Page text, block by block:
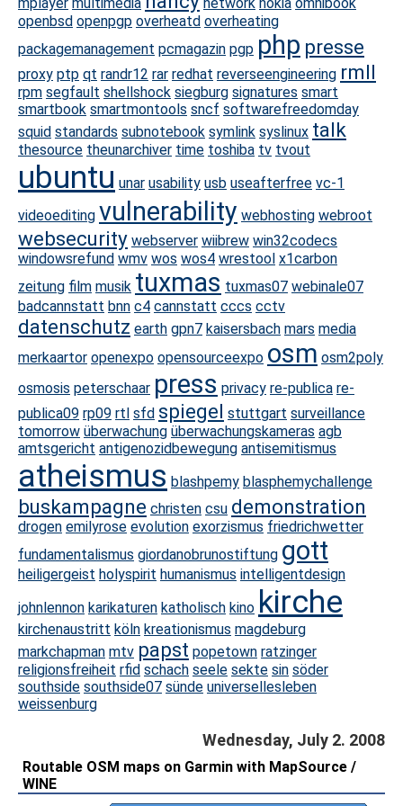
openbsd openpgp overheatd overheating
packagemanagement pcmagazin pgp php presse
proxy ptp qt randr12 rar redhat reverseengineering rmll
rpm segfault shellshock siegburg signatures smart
smartbook smartmontools sncf softwarefreedomday
squid standards subnotebook symlink syslinux talk
thesource theunarchiver time toshiba tv tvout
ubuntu unar usability usb useafterfree vc-1
videoediting vulnerability webhosting webroot
websecurity webserver wiibrew win32codecs
windowsrefund wmv wos wos4 wrestool x1carbon
zeitung film musik tuxmas tuxmas07 webinale07
badcannstatt bnn c4 cannstatt cccs cctv
datenschutz earth gpn7 kaisersbach mars media
merkaartor openexpo opensourceexpo osm osm2poly
osmosis peterschaar press privacy re-publica re-
publica09 rp09 rtl sfd spiegel stuttgart surveillance
tomorrow überwachung überwachungskameras agb
amtsgericht antigenozidbewegung antisemitismus
atheismus blashpemy blasphemychallenge
buskampagne christen csu demonstration
drogen emilyrose evolution exorzismus friedrichwetter
fundamentalismus giordanobrunostiftung gott
heiligergeist holyspirit humanismus intelligentdesign
johnlennon karikaturen katholisch kino kirche
kirchenaustritt köln kreationismus magdeburg
markchapman mtv papst popetown ratzinger
religionsfreiheit rfid schach seele sekte sin söder
southside southside07 sünde universellesleben
weissenburg
Wednesday, July 2. 2008
Routable OSM maps on Garmin with MapSource /
WINE